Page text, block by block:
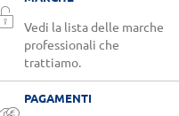
Vedi la lista delle marche
professionali che
trattiamo.
PAGAMENTI